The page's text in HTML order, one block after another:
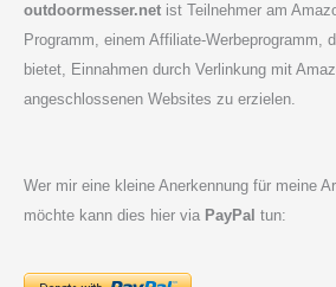
outdoormesser.netist Teilnehmer am
Programm, einem Affiliate-Werbeprogramm,
bietet, Einnahmen durch Verlinkung mit
angeschlossenen Websites zu erzielen.
Wer mir eine kleine Anerkennung für meine
möchte kann dies hier via PayPal tun: